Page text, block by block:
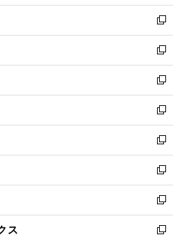
ウ
ィ
ン
ド
ウ
で
開
く
し
い
ウ
ィ
ン
ド
ウ
で
開
く
新
し
い
ウ
ィ
ン
ド
ウ
で
開
く
新
し
い
ウ
ィ
ン
ド
ウ
で
開
く
新
し
い
ウ
ィ
ン
ド
ウ
で
開
く
新
し
い
ウ
ィ
ン
ド
ウ
で
新
し
い
ウ
ィ
ン
ド
新
し
い
ウ
ィ
新
し
い
ス
新